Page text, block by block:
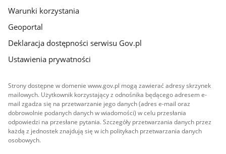
Warunki korzystania
Geoportal
Deklaracja dostępności serwisu Gov.pl
Ustawienia prywatności
Strony dostępne w domenie www.gov.pl mogą zawierać adresy skrzynek
mailowych. Użytkownik korzystający z odnośnika będącego adresem e-
mail zgadza się na przetwarzanie jego danych (adres e-mail oraz
dobrowolnie podanych danych w wiadomości) w celu przesłania
odpowiedzi na przesłane pytania. Szczegóły przetwarzania danych przez
każdą z jednostek znajdują się w ich politykach przetwarzania danych
osobowych.